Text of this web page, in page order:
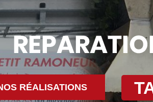
RÉALISATIONS